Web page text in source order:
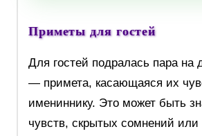
Приметы для гостей
Для гостей подралась пара на
— примета, касающаяся их
имениннику. Это может быть
чувств, скрытых сомнений или